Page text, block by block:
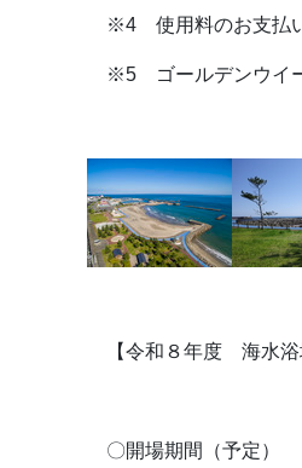
※4 使用料のお支払い
※5 ゴールデンウイー
【令和８年度 海水浴
〇開場期間（予定）